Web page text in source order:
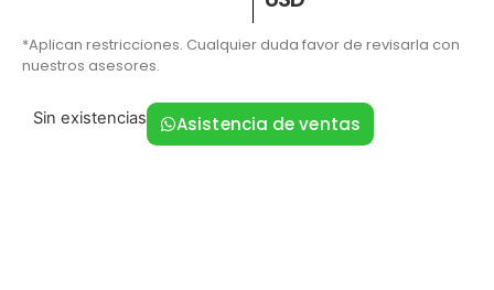
*Aplican restricciones. Cualquier duda favor de revisarla con
nuestros asesores.
Sin existencias Asistencia de ventas